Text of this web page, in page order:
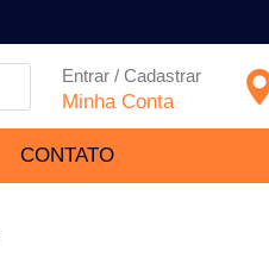
Entrar / Cadastrar
Minha Conta
CONTATO